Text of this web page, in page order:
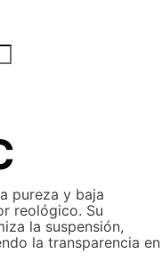
pureza y baja
reológico. Su
la suspensión,
la transparencia en